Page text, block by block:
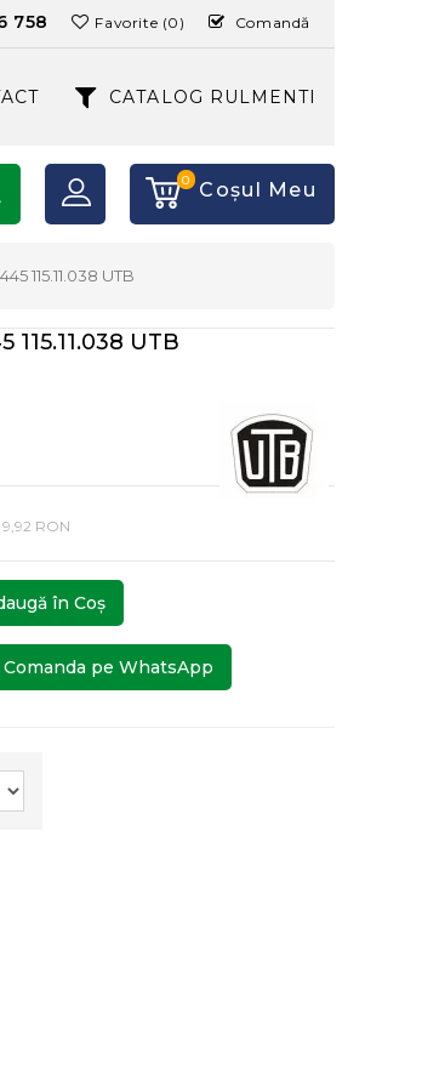
758 Favorite (0) Comandă
CATALOG RULMENTI
0 Coşul Meu
115.11.038 UTB
115.11.038 UTB
RON
în Coş
pe WhatsApp